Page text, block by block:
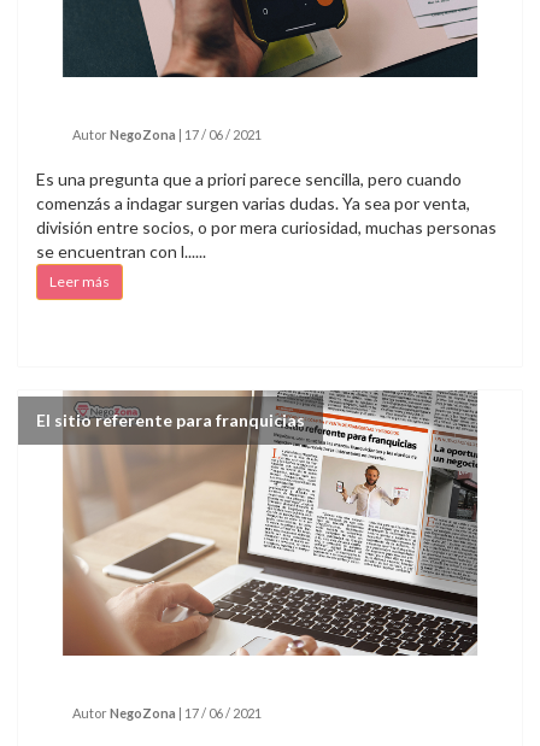
AutorNegoZona | 17 / 06 / 2021
Es una pregunta que a priori parece sencilla, pero cuando
comenzás a indagar surgen varias dudas. Ya sea por venta,
división entre socios, o por mera curiosidad, muchas personas
se encuentran con l......
Leer más
El sitio referente para franquicias
AutorNegoZona | 17 / 06 / 2021